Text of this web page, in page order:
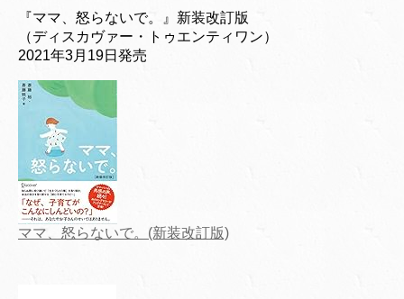
『ママ、怒らないで。』新装改訂版
（ディスカヴァー・トゥエンティワン）
2021年3月19日発売
ママ、怒らないで。(新装改訂版)